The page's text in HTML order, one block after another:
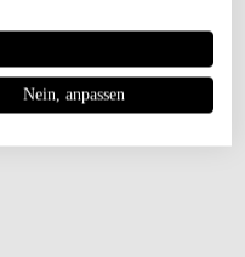
Nein, anpassen